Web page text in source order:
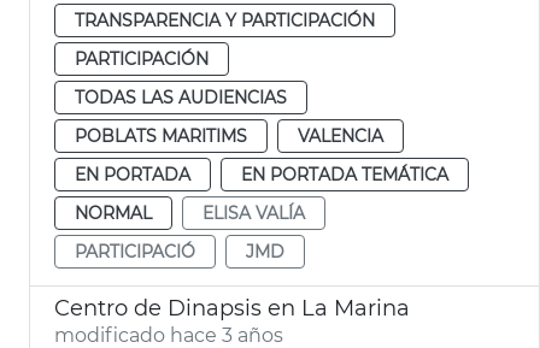
TRANSPARENCIA Y PARTICIPACIÓN
PARTICIPACIÓN
TODAS LAS AUDIENCIAS
POBLATS MARITIMS
VALENCIA
EN PORTADA
EN PORTADA TEMÁTICA
NORMAL
ELISA VALÍA
PARTICIPACIÓ
JMD
Centro de Dinapsis en La Marina
modificado hace 3 años